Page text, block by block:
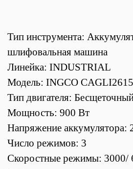
Тип инструмента:
шлифовальная машина
Линейка: INDUSTRIAL
Модель: INGCO
Тип двигателя:
Мощность: 900 Вт
Напряжение
Число режимов: 3
Скоростные режимы: 3000/